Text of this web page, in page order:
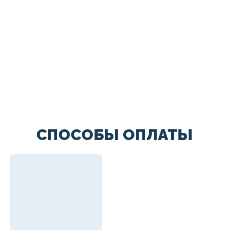
СПОСОБЫ ОПЛАТЫ